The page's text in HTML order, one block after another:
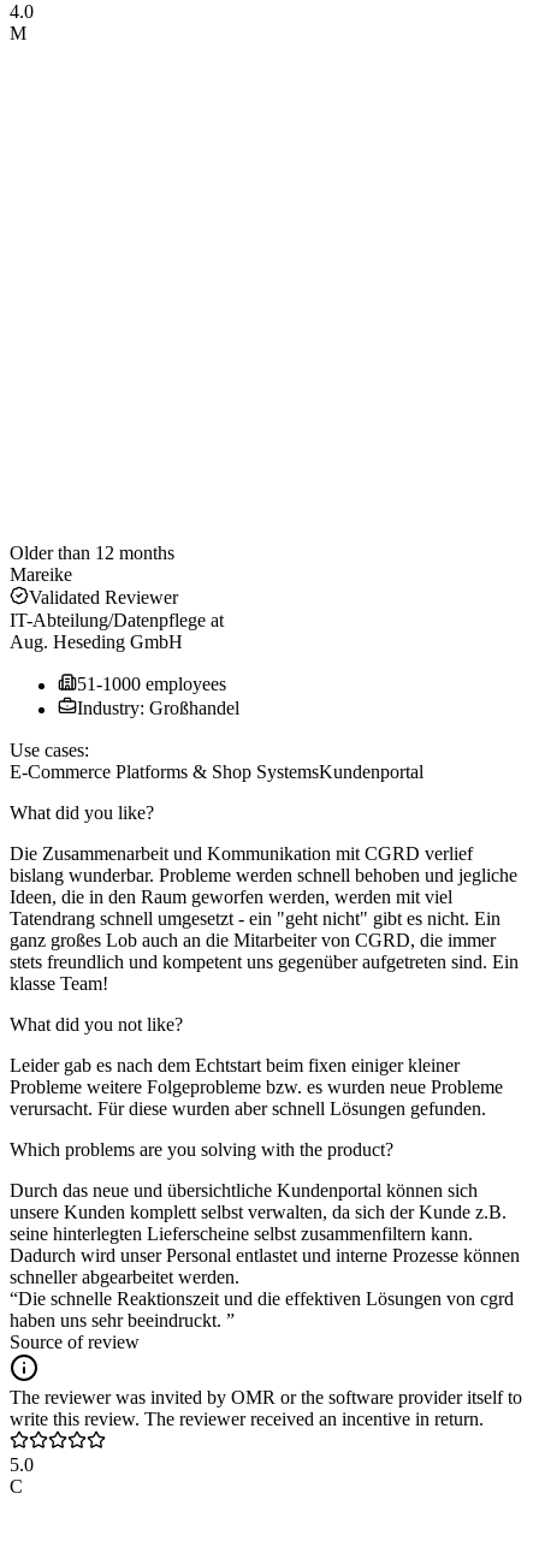
4.0
M
Older than 12 months
Mareike
Validated Reviewer
IT-Abteilung/Datenpflege at
Aug. Heseding GmbH
51-1000 employees
Industry: Großhandel
Use cases:
E-Commerce Platforms & Shop SystemsKundenportal
What did you like?
Die Zusammenarbeit und Kommunikation mit CGRD verlief
bislang wunderbar. Probleme werden schnell behoben und jegliche
Ideen, die in den Raum geworfen werden, werden mit viel
Tatendrang schnell umgesetzt - ein "geht nicht" gibt es nicht. Ein
ganz großes Lob auch an die Mitarbeiter von CGRD, die immer
stets freundlich und kompetent uns gegenüber aufgetreten sind. Ein
klasse Team!
What did you not like?
Leider gab es nach dem Echtstart beim fixen einiger kleiner
Probleme weitere Folgeprobleme bzw. es wurden neue Probleme
verursacht. Für diese wurden aber schnell Lösungen gefunden.
Which problems are you solving with the product?
Durch das neue und übersichtliche Kundenportal können sich
unsere Kunden komplett selbst verwalten, da sich der Kunde z.B.
seine hinterlegten Lieferscheine selbst zusammenfiltern kann.
Dadurch wird unser Personal entlastet und interne Prozesse können
schneller abgearbeitet werden.
“Die schnelle Reaktionszeit und die effektiven Lösungen von cgrd
haben uns sehr beeindruckt. ”
Source of review
The reviewer was invited by OMR or the software provider itself to
write this review. The reviewer received an incentive in return.
5.0
C